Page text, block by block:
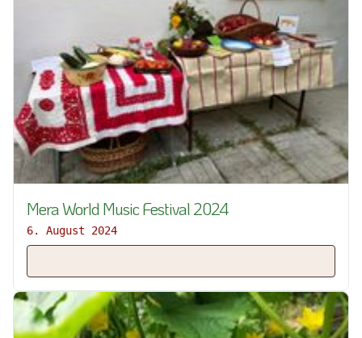
Mera World Music Festival 2024
6. August 2024